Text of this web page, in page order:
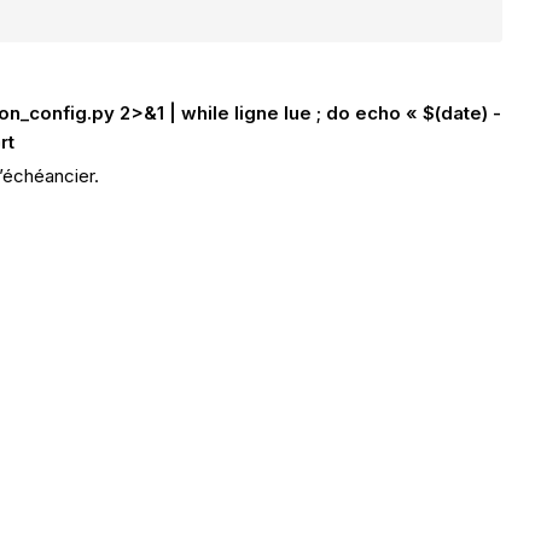
2>&1 | while ligne lue ; do echo « $(date) -